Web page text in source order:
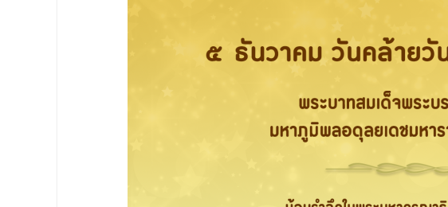
ทราบถึงนโยบายด้านการเรียนการสอนของคณะ